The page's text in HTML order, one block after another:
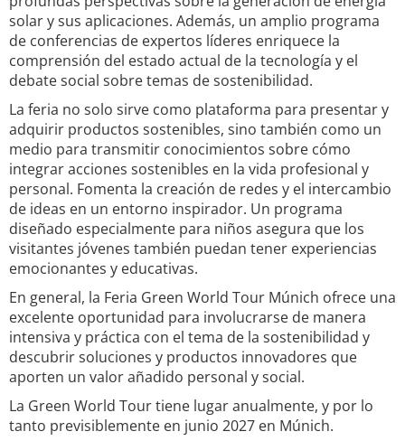
solar y sus aplicaciones. Además, un amplio programa
de conferencias de expertos líderes enriquece la
comprensión del estado actual de la tecnología y el
debate social sobre temas de sostenibilidad.
La feria no solo sirve como plataforma para presentar y
adquirir productos sostenibles, sino también como un
medio para transmitir conocimientos sobre cómo
integrar acciones sostenibles en la vida profesional y
personal. Fomenta la creación de redes y el intercambio
de ideas en un entorno inspirador. Un programa
diseñado especialmente para niños asegura que los
visitantes jóvenes también puedan tener experiencias
emocionantes y educativas.
En general, la Feria Green World Tour Múnich ofrece una
excelente oportunidad para involucrarse de manera
intensiva y práctica con el tema de la sostenibilidad y
descubrir soluciones y productos innovadores que
aporten un valor añadido personal y social.
La Green World Tour tiene lugar anualmente, y por lo
tanto previsiblemente en junio 2027 en Múnich.